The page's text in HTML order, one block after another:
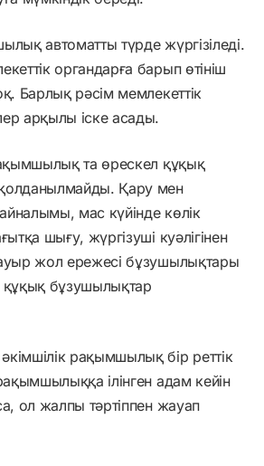
автоматты түрде жүргізіледі.
органдарға барып өтініш
Барлық рәсім мемлекеттік
арқылы іске асады.
та өрескел құқық
Қару мен
айналымы, мас күйінде көлік
шығу, жүргізуші куәлігінен
жол ережесі бұзушылықтары
құқық бұзушылықтар
рақымшылық бір реттік
ілінген адам кейін
ол жалпы тәртіппен жауап